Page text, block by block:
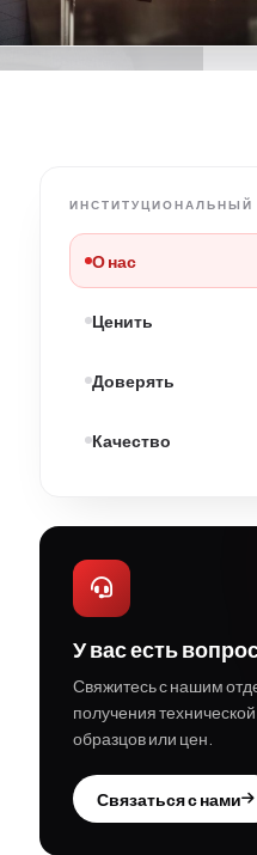
ИНСТИТУЦИОНАЛЬНЫЙ
О нас
Ценить
Доверять
Качество
У вас есть
Свяжитесь с нашим
получения
образцов или цен.
Связаться с нами